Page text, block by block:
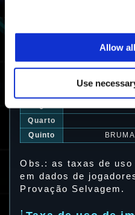
Allow
Use
Taxa de uso de
o
Terceir
o
Quarto
Quinto
Obs.: as taxas de uso
em dados de
Provação Selvagem.